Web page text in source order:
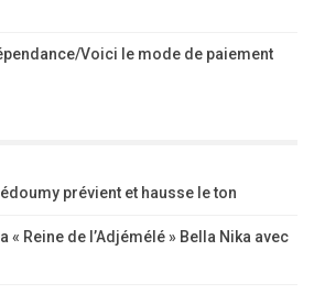
Voici le mode de paiement
prévient et hausse le ton
« Reine de l’Adjémélé » Bella Nika avec